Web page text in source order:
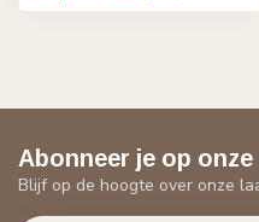
Abonneer je op
Blijf op de hoogte over onze